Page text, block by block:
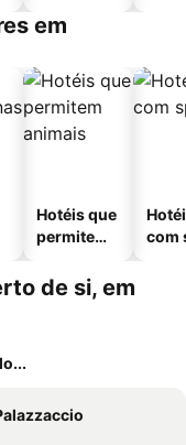
em
Hotéis que
permitem
com
de si, em